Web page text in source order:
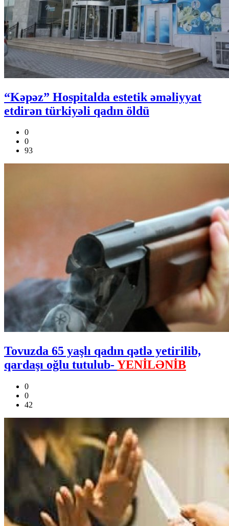
“Kəpəz” Hospitalda estetik əməliyyat
etdirən türkiyəli qadın öldü
0
0
93
Tovuzda 65 yaşlı qadın qətlə yetirilib,
qardaşı oğlu tutulub-YENİLƏNİB
0
0
42